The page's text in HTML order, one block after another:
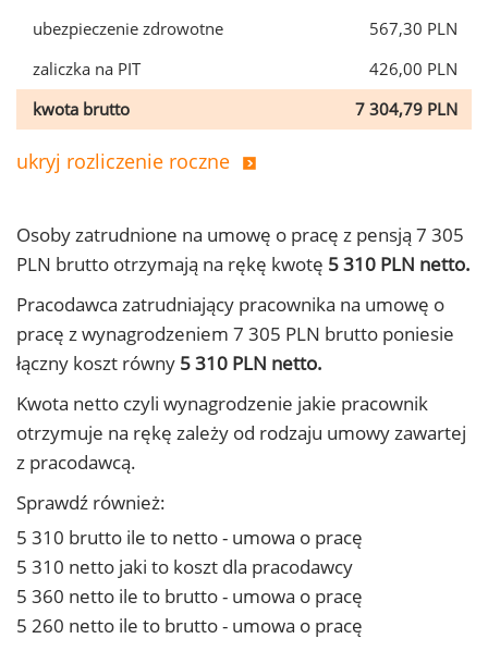
ubezpieczenie zdrowotne
567,30 PLN
zaliczka na PIT
426,00 PLN
kwota brutto
7 304,79 PLN
ukryj rozliczenie roczne
Osoby zatrudnione na umowę o pracę z pensją 7 305
PLN brutto otrzymają na rękę kwotę 5 310 PLN netto.
Pracodawca zatrudniający pracownika na umowę o
pracę z wynagrodzeniem 7 305 PLN brutto poniesie
łączny koszt równy 5 310 PLN netto.
Kwota netto czyli wynagrodzenie jakie pracownik
otrzymuje na rękę zależy od rodzaju umowy zawartej
z pracodawcą.
Sprawdź również:
5 310 brutto ile to netto - umowa o pracę
5 310 netto jaki to koszt dla pracodawcy
5 360 netto ile to brutto - umowa o pracę
5 260 netto ile to brutto - umowa o pracę